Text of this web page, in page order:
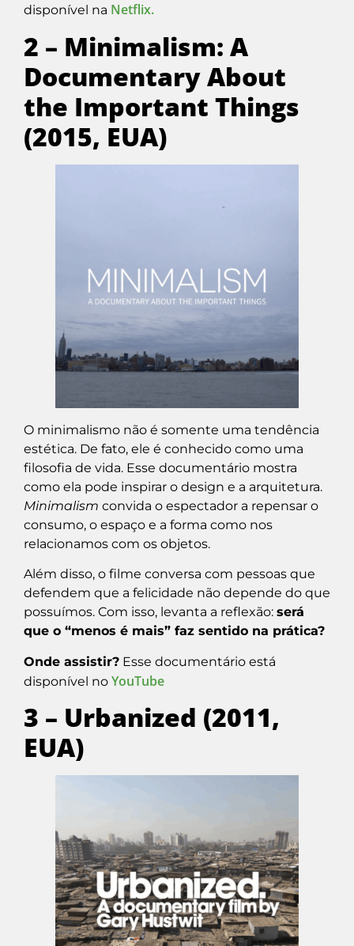
disponível na Netflix.
2 – Minimalism: A
Documentary About
the Important Things
(2015, EUA)
O minimalismo não é somente uma tendência
estética. De fato, ele é conhecido como uma
filosofia de vida. Esse documentário mostra
como ela pode inspirar o design e a arquitetura.
Minimalism convida o espectador a repensar o
consumo, o espaço e a forma como nos
relacionamos com os objetos.
Além disso, o filme conversa com pessoas que
defendem que a felicidade não depende do que
possuímos. Com isso, levanta a reflexão: será
que o “menos é mais” faz sentido na prática?
Onde assistir? Esse documentário está
disponível no YouTube
3 – Urbanized (2011,
EUA)